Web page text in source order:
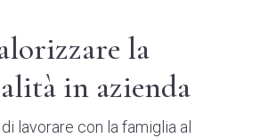
la
in azienda
lavorare con la famiglia al